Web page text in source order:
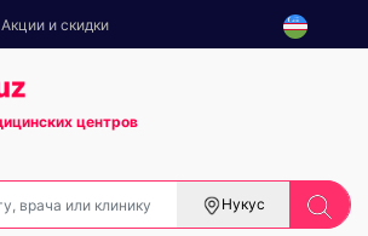
Акции и скидки
центров
Нукус